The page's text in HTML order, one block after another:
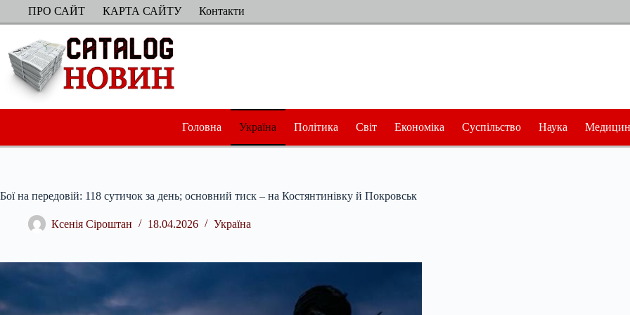
ПерейтиПРО САЙТ КАРТА САЙТУ Контакти
Головна Україна Політика Світ Економіка Суспільство Наука
Бої на передовій: 118 сутичок за день; основний тиск – на Костянтинівку й Покровськ
Ксенія Сіроштан 18.04.2026 Україна